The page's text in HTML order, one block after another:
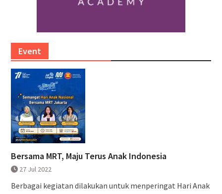
Event
Bersama MRT, Maju Terus Anak Indonesia
27 Jul 2022
Berbagai kegiatan dilakukan untuk menperingat Hari Anak